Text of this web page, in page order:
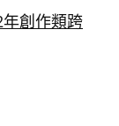
年創作類跨